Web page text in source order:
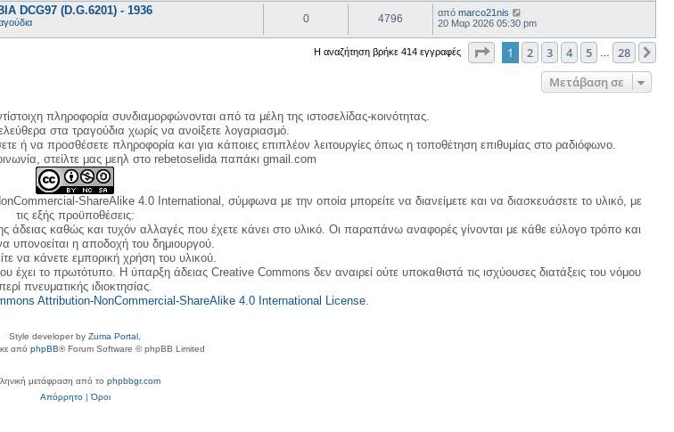
DCG97 (D.G.6201) - 1936
0 4796 από marco21nis
20 Μαρ 2026 05:30 pm
Η αναζήτηση βρήκε 414 εγγραφές Σελίδα1 από 28
1 2 3 4 5 28
Μετάβαση σε
πληροφορία συνδιαμορφώνονται από τα μέλη της ιστοσελίδας-κοινότητας.
στα τραγούδια χωρίς να ανοίξετε λογαριασμό.
ή να προσθέσετε πληροφορία και για κάποιες επιπλέον λειτουργίες όπως η τοποθέτηση επιθυμίας στο ραδιόφωνο.
στείλτε μας μεηλ στο rebetoselida παπάκι gmail.com
ShareAlike 4.0 International, σύμφωνα με την οποία μπορείτε να διανείμετε και να διασκευάσετε το υλικό, με
τις εξής προϋποθέσεις:
άδειας καθώς και τυχόν αλλαγές που έχετε κάνει στο υλικό. Οι παραπάνω αναφορές γίνονται με κάθε εύλογο τρόπο και
υπονοείται η αποδοχή του δημιουργού.
να κάνετε εμπορική χρήση του υλικού.
έχει το πρωτότυπο. Η ύπαρξη άδειας Creative Commons δεν αναιρεί ούτε υποκαθιστά τις ισχύουσες διατάξεις του νόμου
πνευματικής ιδιοκτησίας.
Attribution-NonCommercial-ShareAlike 4.0 International License.
Style developer by Zuma Portal
από phpBB® Forum Software © phpBB Limited
μετάφραση από το phpbbgr.com
Απόρρητο|Όροι